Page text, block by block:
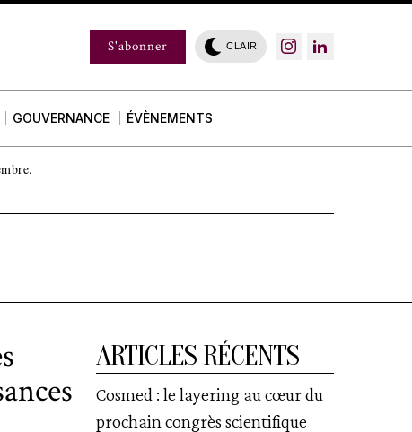
S'abonner CLAIR
GOUVERNANCE ÉVÈNEMENTS
ARTICLES RÉCENTS
Cosmed : le layering au cœur du
prochain congrès scientifique